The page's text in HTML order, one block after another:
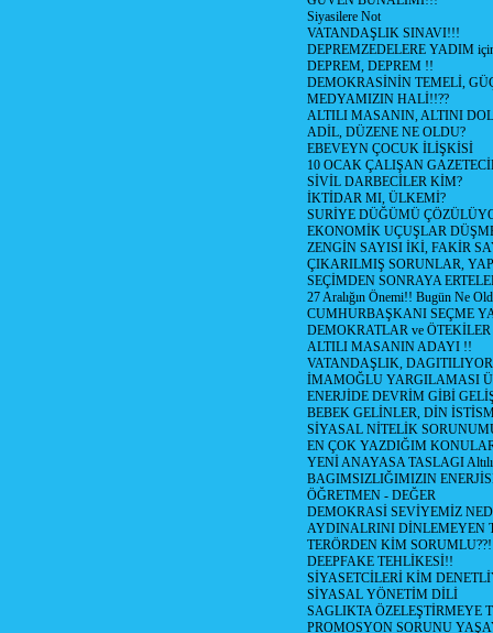
Siyasilere Not
VATANDAŞLIK SINAVI!!!
DEPREMZEDELERE YADIM
DEPREM, DEPREM !!
DEMOKRASİNİN TEMELİ,
MEDYAMIZIN HALİ!!??
ALTILI MASANIN, ALTINI
ADİL, DÜZENE NE OLDU?
EBEVEYN ÇOCUK İLİŞKİSİ
10 OCAK ÇALIŞAN
SİVİL DARBECİLER KİM?
İKTİDAR MI, ÜLKEMİ?
SURİYE DÜĞÜMÜ
EKONOMİK UÇUŞLAR
ZENGİN SAYISI İKİ, FAKİR
ÇIKARILMIŞ SORUNLAR,
SEÇİMDEN SONRAYA
27 Aralığın Önemi!! Bugün Ne
CUMHURBAŞKANI SEÇME
DEMOKRATLAR ve ÖTEKİLER
ALTILI MASANIN ADAYI !!
VATANDAŞLIK,
İMAMOĞLU YARGILAMASI
ENERJİDE DEVRİM GİBİ
BEBEK GELİNLER, DİN
SİYASAL NİTELİK
EN ÇOK YAZDIĞIM
YENİ ANAYASA TASLAGI Altılı
BAGIMSIZLIĞIMIZIN
ÖĞRETMEN - DEĞER
DEMOKRASİ SEVİYEMİZ
AYDINALRINI DİNLEMEYEN
TERÖRDEN KİM
DEEPFAKE TEHLİKESİ!!
SİYASETCİLERİ KİM
SİYASAL YÖNETİM DİLİ
SAGLIKTA ÖZELEŞTİRMEYE
PROMOSYON SORUNU